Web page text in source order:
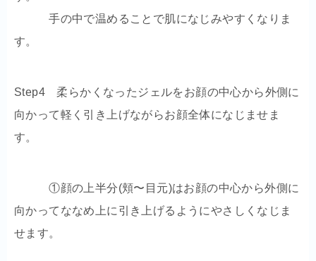
手の中で温めることで肌になじみやすくなりま
す。
Step4 柔らかくなったジェルをお顔の中心から外側に
向かって軽く引き上げながらお顔全体になじませま
す。
①顔の上半分(頬〜目元)はお顔の中心から外側に
向かってななめ上に引き上げるようにやさしくなじま
せます。